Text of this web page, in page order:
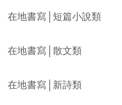
在地書寫│短篇小說類
在地書寫│散文類
在地書寫│新詩類